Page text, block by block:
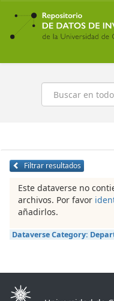
Ir
contenido
principal
Buscar
Filtrar resultados
Este dataverse no
archivos. Por favor
añadirlos.
Dataverse Category: